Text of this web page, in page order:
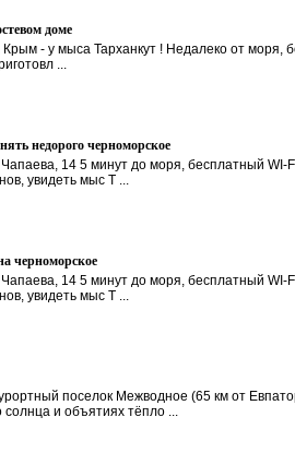
доме
- у мыса Тарханкут ! Недалеко от
...
недорого черноморское
14 5 минут до моря, бесплатный WI-
увидеть мыс Т ...
черноморское
14 5 минут до моря, бесплатный WI-
увидеть мыс Т ...
поселок Межводное (65 км от
солнца и объятиях тёпло ...